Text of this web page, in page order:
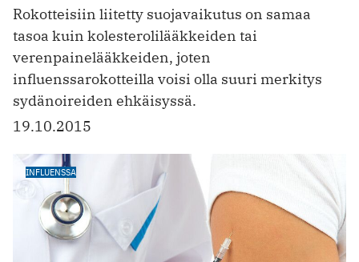
Rokotteisiin liitetty suojavaikutus on samaa
tasoa kuin kolesterolilääkkeiden tai
verenpainelääkkeiden, joten
influenssarokotteilla voisi olla suuri merkitys
sydänoireiden ehkäisyssä.
19.10.2015
INFLUENSSA